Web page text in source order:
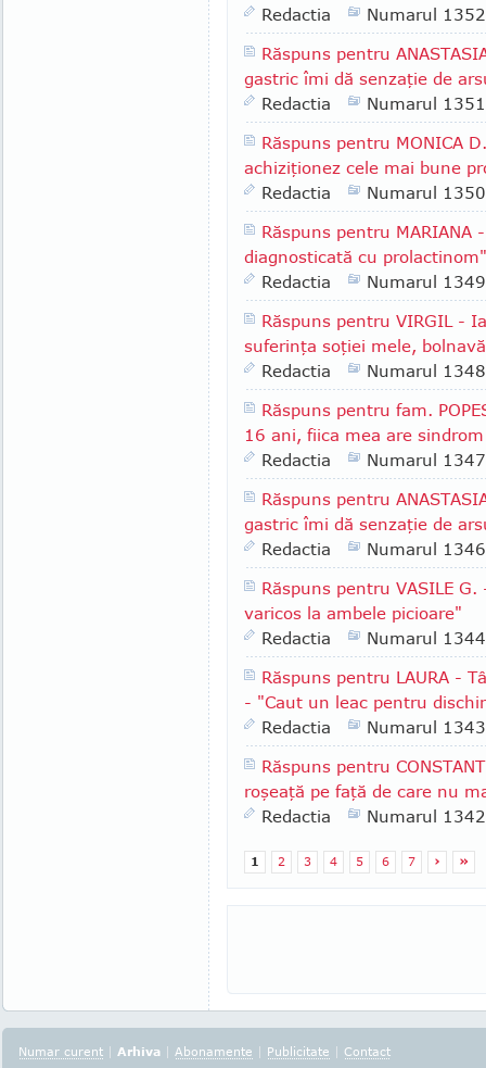
Redactia
Numarul 1352
Răspuns pentru
gastric îmi dă senzaţie de
Redactia
Numarul 1351
Răspuns pentru MONICA
achiziţionez cele mai bune
Redactia
Numarul 1350
Răspuns pentru
diagnosticată cu prolactinom"
Redactia
Numarul 1349
Răspuns pentru VIRGIL -
suferinţa soţiei mele,
Redactia
Numarul 1348
Răspuns pentru fam.
16 ani, fiica mea are
Redactia
Numarul 1347
Răspuns pentru
gastric îmi dă senzaţie de
Redactia
Numarul 1346
Răspuns pentru VASILE
varicos la ambele picioare"
Redactia
Numarul 1344
Răspuns pentru LAURA -
- "Caut un leac pentru
Redactia
Numarul 1343
Răspuns pentru
roşeaţă pe faţă de care nu
Redactia
Numarul 1342
1 2 3 4 5 6 7 › »
Numar curent | Arhiva | Abonamente | Publicitate | Contact